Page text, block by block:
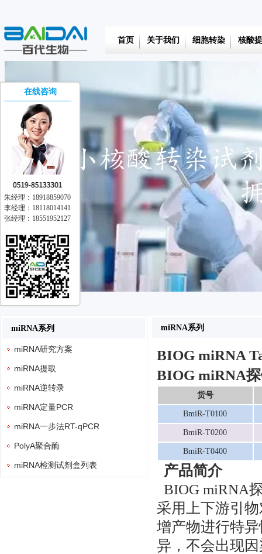
首页 关于我们 细胞转染 核酸
miRNA系列
BIOG miRNA
BIOG miRNA
货号
BmiR-T0100
BmiR-T0200
BmiR-T0400
产品简介
BIOG miRNA
采用上下游引
增产物进行特
异，不会出现
miRNA系列
miRNA研究方案
miRNA提取
miRNA逆转录
miRNA定量PCR
miRNA一步法RT-qPCR
PolyA聚合酶
miRNA检测试剂盒列表
在线咨询
朱经理：18918859070
李经理：18118014141
张经理：18551952127
在线交流
离线留言